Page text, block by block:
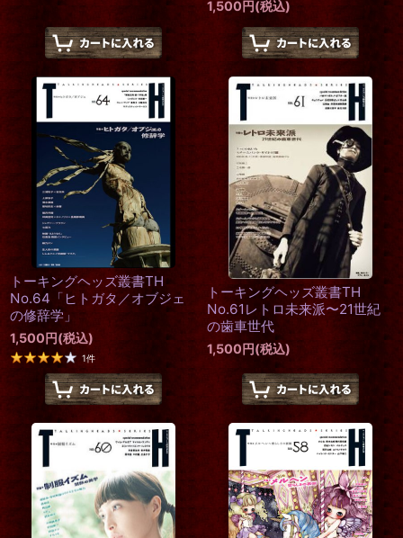
1,500円(税込)
トーキングヘッズ叢書TH
No.64「ヒトガタ／オブジェ
の修辞学」
1,500円(税込)
1件
トーキングヘッズ叢書TH
No.61レトロ未来派〜21世紀
の歯車世代
1,500円(税込)